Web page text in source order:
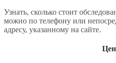
Узнать, сколько стоит
можно по телефону или
адресу, указанному на сайте.